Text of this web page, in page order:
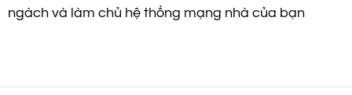
ngách và làm chủ hệ thống mạng nhà của bạn